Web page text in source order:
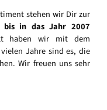
stehen wir Dir zur
bis in das Jahr 2007
haben wir mit dem
Jahre sind es, die
Wir freuen uns sehr